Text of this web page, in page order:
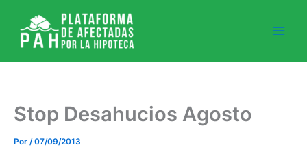
contenido
Stop Desahucios Agosto
Por /07/09/2013